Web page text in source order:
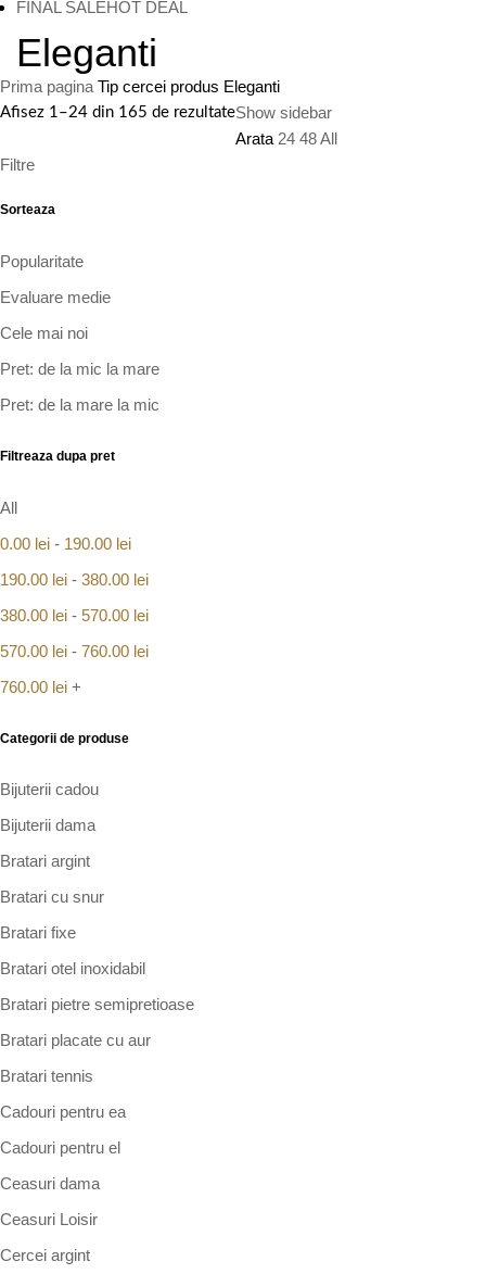
FINAL SALEHOT DEAL
Eleganti
Prima pagina Tip cercei produs Eleganti
Afisez 1–24 din 165 de rezultateShow sidebar
Arata 24 48All
Filtre
Sorteaza
Popularitate
Evaluare medie
Cele mai noi
Pret: de la mic la mare
Pret: de la mare la mic
Filtreaza dupa pret
All
0.00 lei - 190.00 lei
190.00 lei - 380.00 lei
380.00 lei - 570.00 lei
570.00 lei - 760.00 lei
760.00 lei +
Categorii de produse
Bijuterii cadou
Bijuterii dama
Bratari argint
Bratari cu snur
Bratari fixe
Bratari otel inoxidabil
Bratari pietre semipretioase
Bratari placate cu aur
Bratari tennis
Cadouri pentru ea
Cadouri pentru el
Ceasuri dama
Ceasuri Loisir
Cercei argint